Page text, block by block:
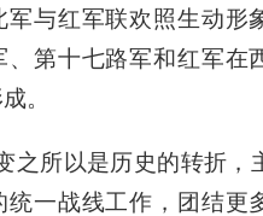
军与红军联欢照生动形
、第十七路军和红军在
。
所以是历史的转折，
一战线工作，团结更